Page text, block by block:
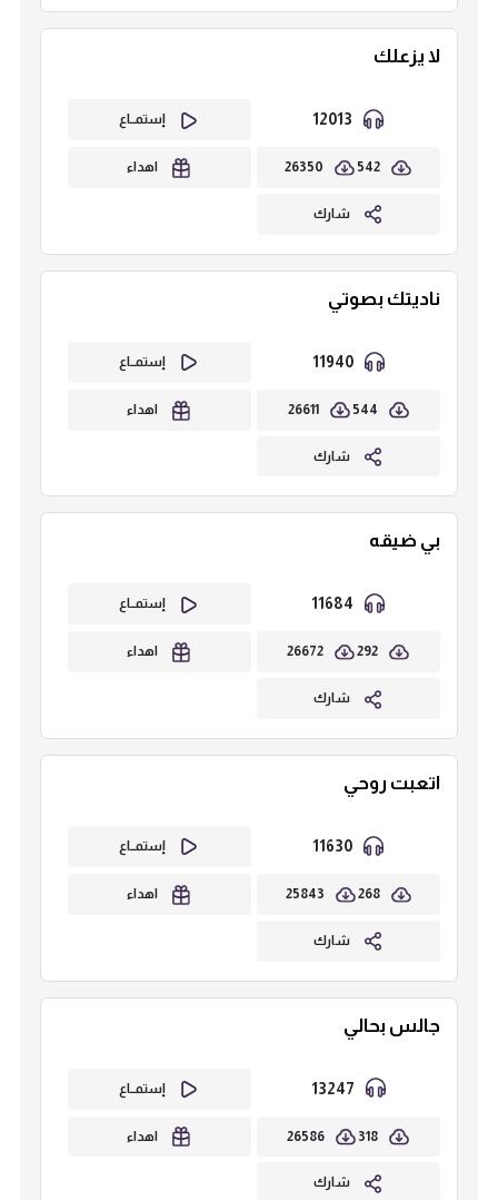
لا يزعلك
إستمــاع
542
26350 اهداء
شارك
ناديتك بصوتي
11940 إستمــاع
544
26611 اهداء
شارك
بي ضيقه
إستمــاع
292
26672 اهداء
شارك
اتعبت روحي
إستمــاع
268
25843 اهداء
شارك
جالس بحالي
إستمــاع
318
26586 اهداء
شارك